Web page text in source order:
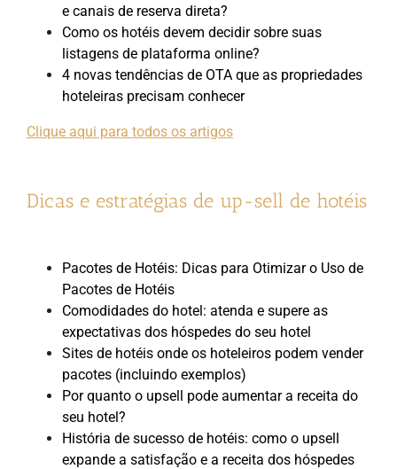
e canais de reserva direta?
Como os hotéis devem decidir sobre suas
listagens de plataforma online?
4 novas tendências de OTA que as propriedades
hoteleiras precisam conhecer
Clique aqui para todos os artigos
Dicas e estratégias de up-sell de hotéis
Pacotes de Hotéis: Dicas para Otimizar o Uso de
Pacotes de Hotéis
Comodidades do hotel: atenda e supere as
expectativas dos hóspedes do seu hotel
Sites de hotéis onde os hoteleiros podem vender
pacotes (incluindo exemplos)
Por quanto o upsell pode aumentar a receita do
seu hotel?
História de sucesso de hotéis: como o upsell
expande a satisfação e a receita dos hóspedes